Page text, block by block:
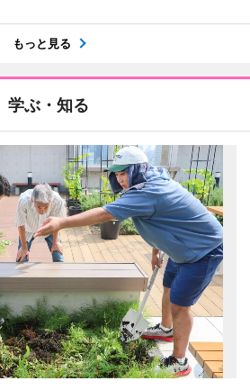
もっと見る
学ぶ・知る